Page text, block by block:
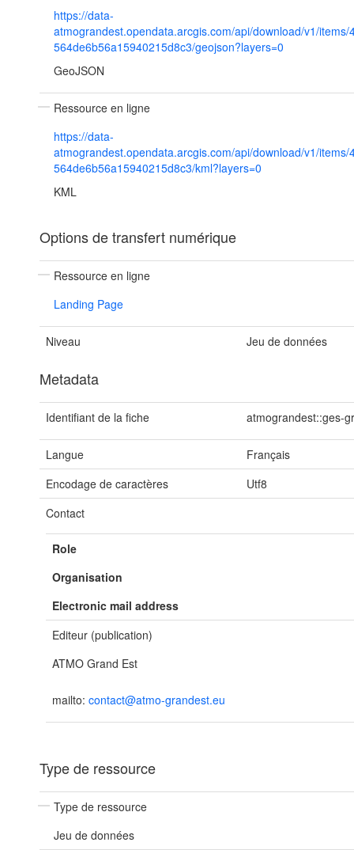
https://data-
atmograndest.opendata.arcgis.com/api/download/v1/items/
564de6b56a15940215d8c3/geojson?layers=0
GeoJSON
Ressource en ligne
https://data-
atmograndest.opendata.arcgis.com/api/download/v1/items/
564de6b56a15940215d8c3/kml?layers=0
KML
Options de transfert numérique
Ressource en ligne
Landing Page
Niveau Jeu de données
Metadata
Identifiant de la fiche atmograndest::ges-
Langue
Français
Encodage de caractères
Utf8
Contact
Role
Organisation
Electronic mail address
Editeur (publication)
ATMO Grand Est
mailto: contact@atmo-grandest.eu
Type de ressource
Type de ressource
Jeu de données